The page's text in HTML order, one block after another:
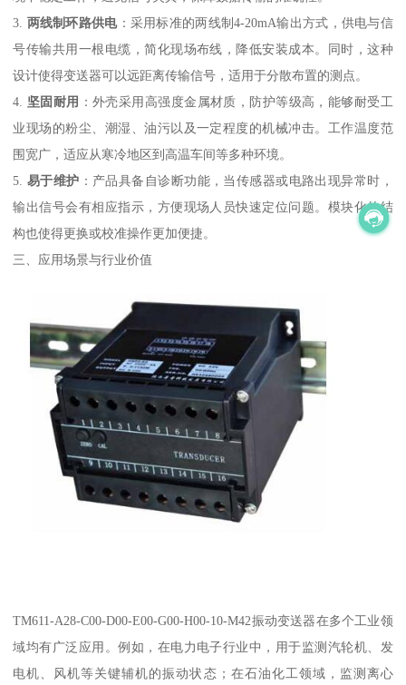
3. 两线制环路供电：采用标准的两线制4-20mA输出方式，供电与信
号传输共用一根电缆，简化现场布线，降低安装成本。同时，这种
设计使得变送器可以远距离传输信号，适用于分散布置的测点。
4. 坚固耐用 ：外壳采用高强度金属材质，防护等级高，能够耐受工
业现场的粉尘、潮湿、油污以及一定程度的机械冲击。工作温度范
围宽广，适应从寒冷地区到高温车间等多种环境。
5. 易于维护 ：产品具备自诊断功能，当传感器或电路出现异常时，
输出信号会有相应指示，方便现场人员快速定位问题。模块化的结
构也使得更换或校准操作更加便捷。
三、应用场景与行业价值
TM611-A28-C00-D00-E00-G00-H00-10-M42振动变送器在多个工业领
域均有广泛应用。例如，在电力电子行业中，用于监测汽轮机、发
电机、风机等关键辅机的振动状态；在石油化工领域，监测离心